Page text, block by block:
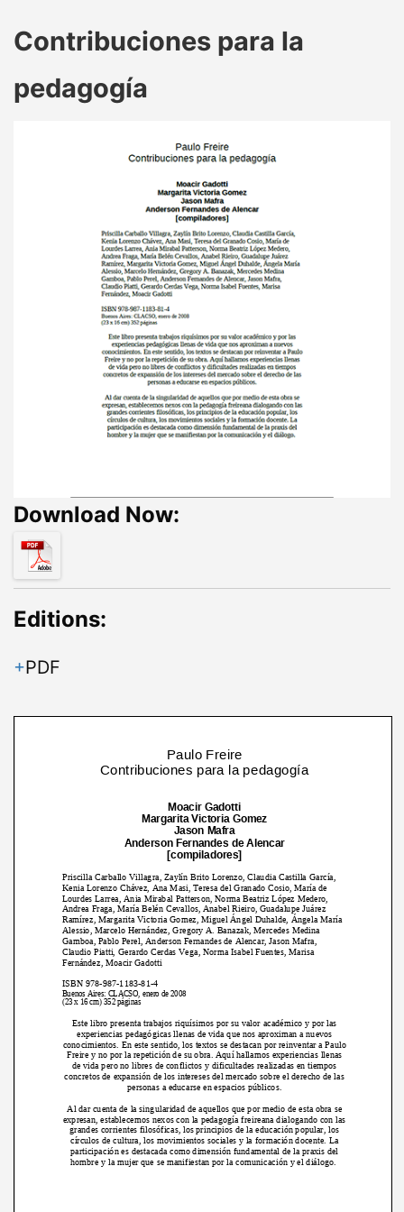
Contribuciones para la
pedagogía
Download Now:
Editions:
PDF